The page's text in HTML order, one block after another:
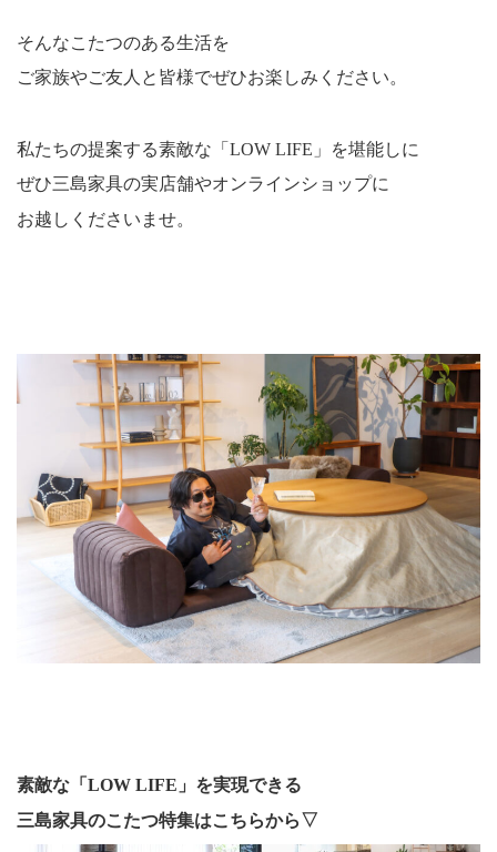
そんなこたつのある生活を
ご家族やご友人と皆様でぜひお楽しみください。
私たちの提案する素敵な「LOW LIFE」を堪能しに
ぜひ三島家具の実店舗やオンラインショップに
お越しくださいませ。
素敵な「LOW LIFE」を実現できる
三島家具のこたつ特集はこちらから▽